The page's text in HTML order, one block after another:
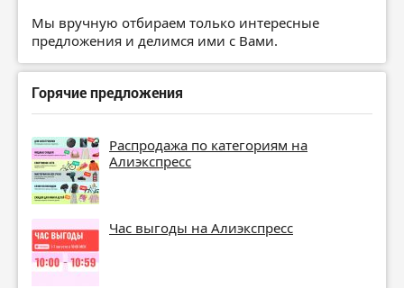
Мы вручную отбираем только интересные
предложения и делимся ими с Вами.
Горячие предложения
Распродажа по категориям на
Алиэкспресс
Час выгоды на Алиэкспресс